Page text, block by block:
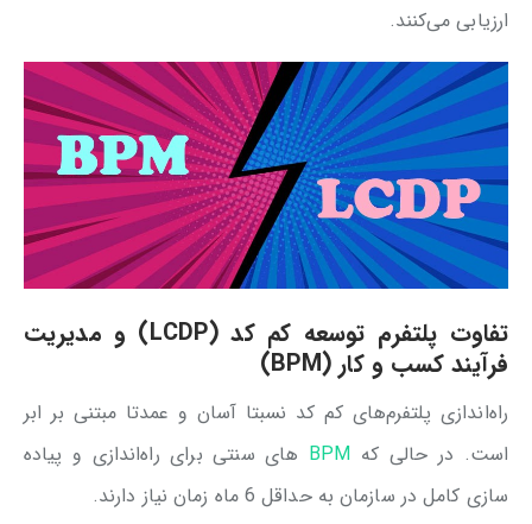
ارزیابی می‌کنند.
تفاوت پلتفرم توسعه کم کد (LCDP) و مدیریت
فرآیند کسب و کار (BPM)
راه‌اندازی پلتفرم‌های کم کد نسبتا آسان و عمدتا مبتنی بر ابر
است. در حالی که BPM های سنتی برای راه‌اندازی و پیاده
سازی کامل در سازمان به حداقل 6 ماه زمان نیاز دارند.